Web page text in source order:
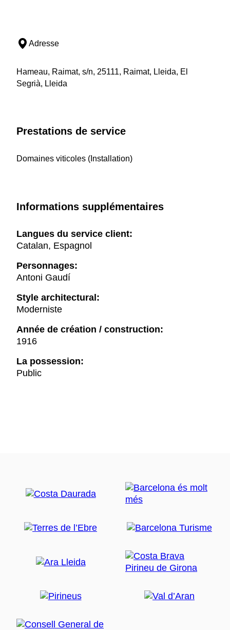
Adresse
Hameau, Raimat, s/n, 25111, Raimat, Lleida, El
Segrià, Lleida
Prestations de service
Domaines viticoles (Installation)
Informations supplémentaires
Langues du service client:
Catalan, Espagnol
Personnages:
Antoni Gaudí
Style architectural:
Moderniste
Année de création / construction:
1916
La possession:
Public